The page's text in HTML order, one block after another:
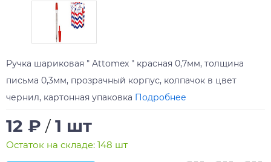
Ручка шариковая " Attomex " красная 0,7мм, толщина
письма 0,3мм, прозрачный корпус, колпачок в цвет
чернил, картонная упаковка Подробнее
12 ₽ / 1 шт
Остаток на складе: 148 шт